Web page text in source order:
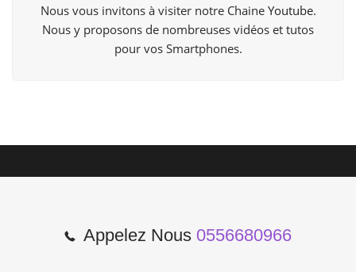
Nous vous invitons à visiter notre Chaine Youtube.
Nous y proposons de nombreuses vidéos et tutos
pour vos Smartphones.
Appelez Nous 0556680966